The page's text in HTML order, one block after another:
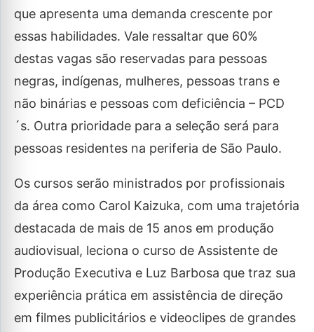
que apresenta uma demanda crescente por
essas habilidades. Vale ressaltar que 60%
destas vagas são reservadas para pessoas
negras, indígenas, mulheres, pessoas trans e
não binárias e pessoas com deficiência – PCD
´s. Outra prioridade para a seleção será para
pessoas residentes na periferia de São Paulo.
Os cursos serão ministrados por profissionais
da área como Carol Kaizuka, com uma trajetória
destacada de mais de 15 anos em produção
audiovisual, leciona o curso de Assistente de
Produção Executiva e Luz Barbosa que traz sua
experiência prática em assistência de direção
em filmes publicitários e videoclipes de grandes